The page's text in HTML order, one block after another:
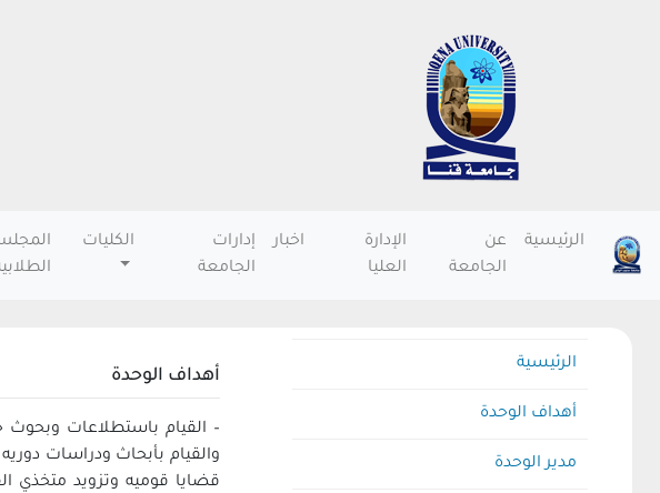
الرئيسية
عن
الجامعة
الإدارة
العليا
اخبار
إدارات
الجامعة
الكليات
الرئيسية
أهداف الوحدة
مدير الوحدة
أهداف الوحدة
– القيام باستطلاعات وبحوث
والقيام بأبحاث ودراسات
قضايا قوميه وتزويد متخذي